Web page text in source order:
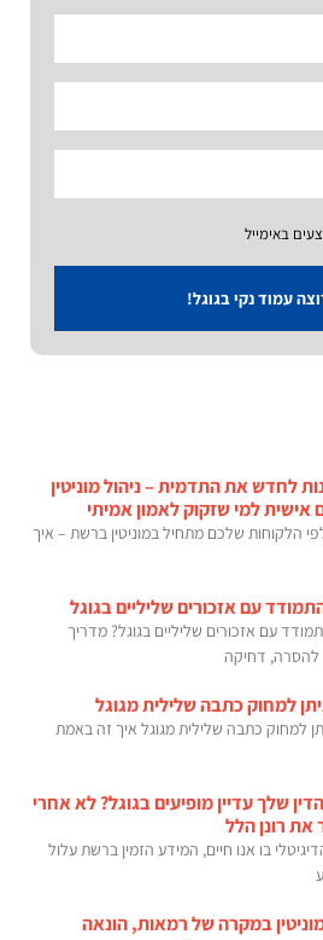
באימייל
עמוד נקי בגוגל!
לחדש את התדמית – ניהול מוניטין
אישית למי שזקוק לאמון אמיתי
הלקוחות שלכם מתחיל במוניטין ברשת – איך
עם אזכורים שליליים בגוגל
עם אזכורים שליליים בגוגל? מדריך
להסרה, דחיקה
למחוק כתבה שלילית מגוגל
למחוק כתבה שלילית מגוגל איך זה באמת
שלך עדיין מופיעים בגוגל? לא אחרי
את רונן הלל
בו אנו חיים, המידע הזמין ברשת עלול
מוניטין במקרה של רמאות, הונאה